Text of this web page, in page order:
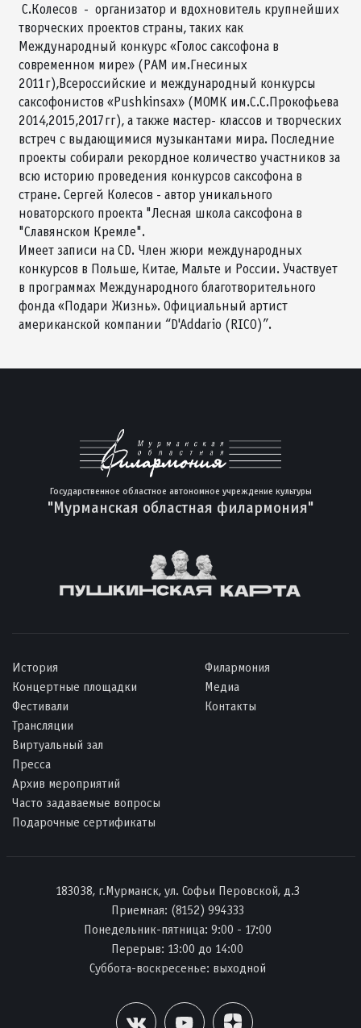
С.Колесов - организатор и вдохновитель крупнейших
творческих проектов страны, таких как
Международный конкурс «Голос саксофона в
современном мире» (РАМ им.Гнесиных
2011г),Всероссийские и международный конкурсы
саксофонистов «Pushkinsax» (МОМК им.С.С.Прокофьева
2014,2015,2017гг), а также мастер- классов и творческих
встреч с выдающимися музыкантами мира. Последние
проекты собирали рекордное количество участников за
всю историю проведения конкурсов саксофона в
стране. Сергей Колесов - автор уникального
новаторского проекта "Лесная школа саксофона в
"Славянском Кремле".
Имеет записи на CD. Член жюри международных
конкурсов в Польше, Китае, Мальте и России. Участвует
в программах Международного благотворительного
фонда «Подари Жизнь». Официальный артист
американской компании “D'Addario (RICO)”.
Государственное областное автономное учреждение культуры
"Мурманская областная филармония"
История
Концертные площадки
Фестивали
Трансляции
Виртуальный зал
Пресса
Архив мероприятий
Часто задаваемые вопросы
Подарочные сертификаты
Филармония
Медиа
Контакты
183038, г.Мурманск, ул. Софьи Перовской, д.3
Приемная: (8152) 994333
Понедельник-пятница: 9:00 - 17:00
Перерыв: 13:00 до 14:00
Суббота-воскресенье: выходной